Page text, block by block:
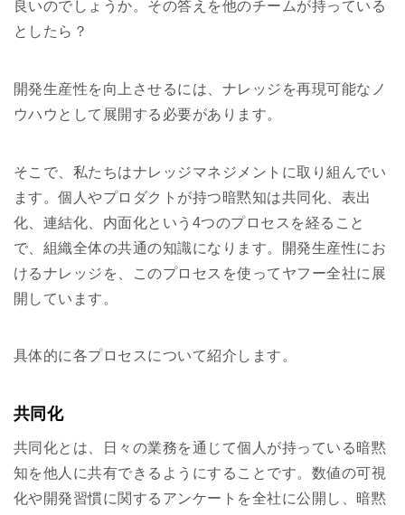
良いのでしょうか。その答えを他のチームが持っている
としたら？
開発生産性を向上させるには、ナレッジを再現可能なノ
ウハウとして展開する必要があります。
そこで、私たちはナレッジマネジメントに取り組んでい
ます。個人やプロダクトが持つ暗黙知は共同化、表出
化、連結化、内面化という4つのプロセスを経ること
で、組織全体の共通の知識になります。開発生産性にお
けるナレッジを、このプロセスを使ってヤフー全社に展
開しています。
具体的に各プロセスについて紹介します。
共同化
共同化とは、日々の業務を通じて個人が持っている暗黙
知を他人に共有できるようにすることです。数値の可視
化や開発習慣に関するアンケートを全社に公開し、暗黙